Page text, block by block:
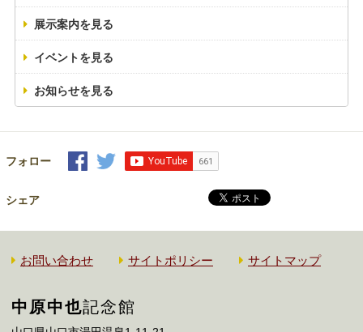
展示案内を見る
イベントを見る
お知らせを見る
フォロー
シェア
お問い合わせ サイトポリシー サイトマップ
中原中也記念館